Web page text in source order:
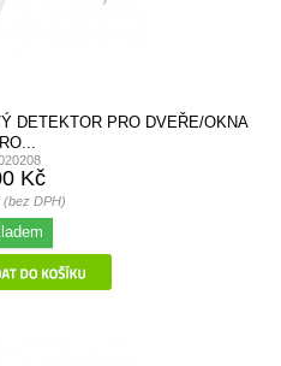
DETEKTOR PRO DVEŘE/OKNA
Kč
(bez DPH)